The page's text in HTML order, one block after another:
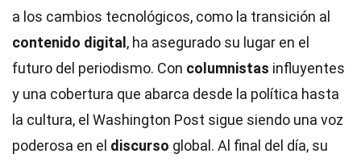
a los cambios tecnológicos, como la transición al
contenido digital , ha asegurado su lugar en el
futuro del periodismo. Con columnistas influyentes
y una cobertura que abarca desde la política hasta
la cultura, el Washington Post sigue siendo una voz
poderosa en el discurso global. Al final del día, su